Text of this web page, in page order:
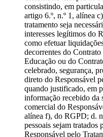
consistindo, em
artigo 6.º, n.º 1, alínea
tratamento seja
interesses legítimos do
como efetuar
decorrentes do
Educação ou do
celebrado, segurança,
direto do Responsável
quando justificado, em
informação recebido da
comercial do
alínea f), do RGPD; d.
pessoais sejam
Responsável pelo